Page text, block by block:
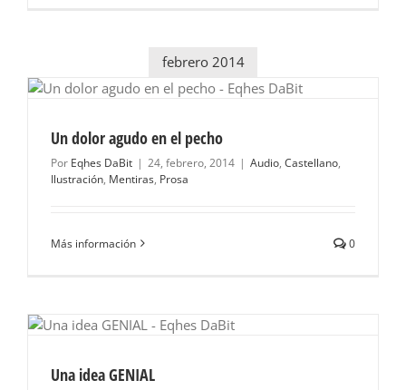
febrero 2014
Un dolor agudo en el pecho
Por Eqhes DaBit | 24, febrero, 2014 | Audio, Castellano,
Ilustración, Mentiras, Prosa
Más información 0
Una idea GENIAL